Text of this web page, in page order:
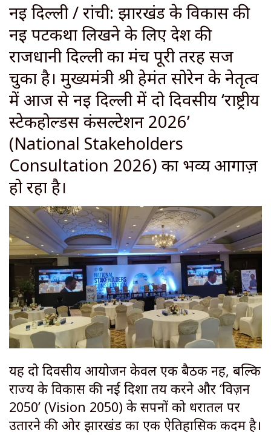
नई दिल्ली / रांची: झारखंड के विकास की
नई पटकथा लिखने के लिए देश की
राजधानी दिल्ली का मंच पूरी तरह सज
चुका है। मुख्यमंत्री श्री हेमंत सोरेन के नेतृत्व
में आज से नई दिल्ली में दो दिवसीय ‘राष्ट्रीय
स्टेकहोल्डर्स कंसल्टेशन 2026’
(National Stakeholders
Consultation 2026) का भव्य आगाज़
हो रहा है।
​यह दो दिवसीय आयोजन केवल एक बैठक नहीं, बल्कि
राज्य के विकास की नई दिशा तय करने और ‘विज़न
2050’ (Vision 2050) के सपनों को धरातल पर
उतारने की ओर झारखंड का एक ऐतिहासिक कदम है।